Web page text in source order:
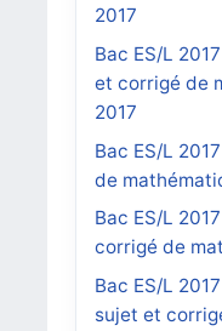
2017
Bac ES/L
et corrigé de
2017
Bac ES/L
de
Bac ES/L
corrigé de
Bac ES/L
sujet et